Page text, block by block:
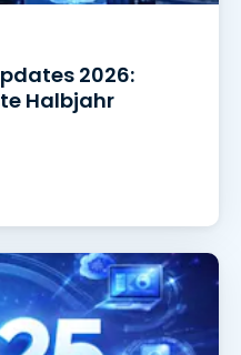
2026:
Halbjahr